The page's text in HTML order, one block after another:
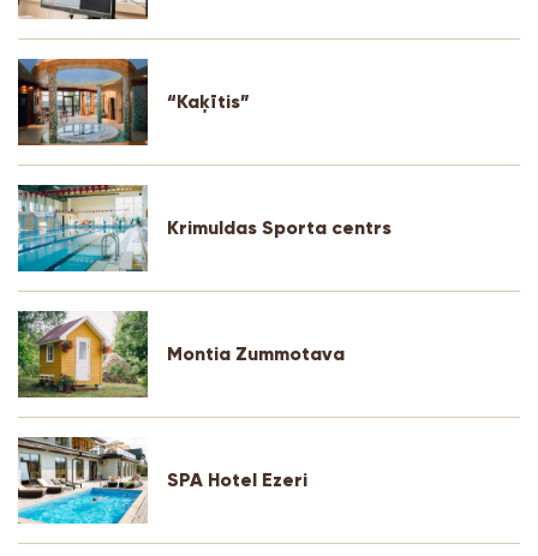
“Kaķītis”
Krimuldas Sporta centrs
Montia Zummotava
SPA Hotel Ezeri